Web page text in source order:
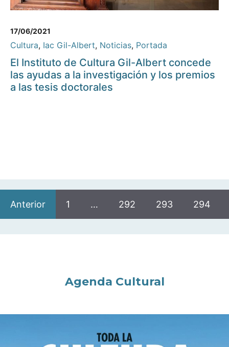
17/06/2021
Cultura, Iac Gil-Albert, Noticias, Portada
El Instituto de Cultura Gil-Albert concede
las ayudas a la investigación y los premios
a las tesis doctorales
Anterior 1 … 292 293 294
Agenda Cultural